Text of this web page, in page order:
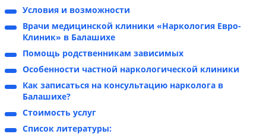
Условия и возможности
Врачи медицинской клиники «Наркология Евро-
Клиник» в Балашихе
Помощь родственникам зависимых
Особенности частной наркологической клиники
Как записаться на консультацию нарколога в
Балашихе?
Стоимость услуг
Список литературы: